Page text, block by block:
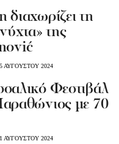
τη
της
ΑΥΓΟΥΣΤΟΥ 2024
Φεστιβάλ
με 70
ΑΥΓΟΥΣΤΟΥ 2024